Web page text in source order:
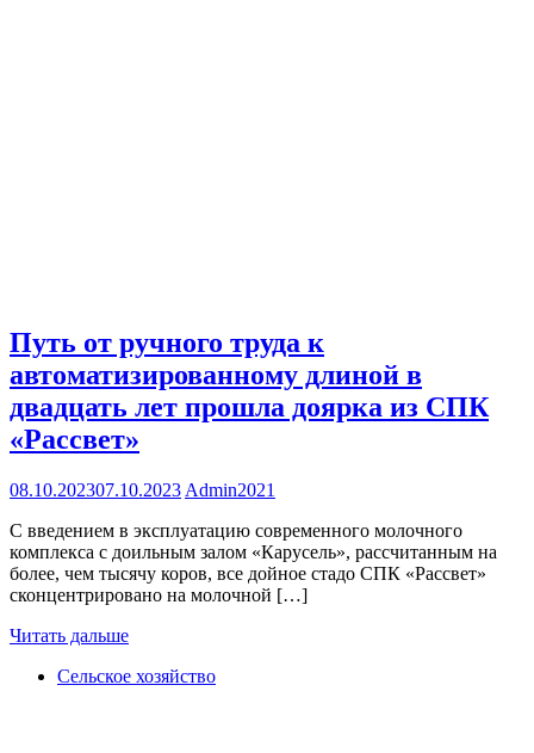
Путь от ручного труда к
автоматизированному длиной в
двадцать лет прошла доярка из СПК
«Рассвет»
08.10.202307.10.2023 Admin2021
С введением в эксплуатацию современного молочного
комплекса с доильным залом «Карусель», рассчитанным на
более, чем тысячу коров, все дойное стадо СПК «Рассвет»
сконцентрировано на молочной […]
Читать дальше
Сельское хозяйство